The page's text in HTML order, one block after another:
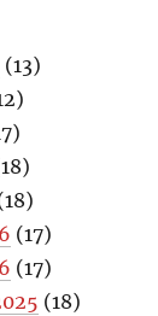
(13)
(17)
(17)
(18)